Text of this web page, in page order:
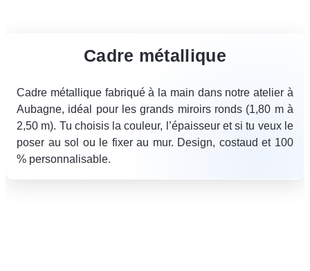
Cadre métallique
Cadre métallique fabriqué à la main dans notre atelier à
Aubagne, idéal pour les grands miroirs ronds (1,80 m à
2,50 m). Tu choisis la couleur, l’épaisseur et si tu veux le
poser au sol ou le fixer au mur. Design, costaud et 100
% personnalisable.